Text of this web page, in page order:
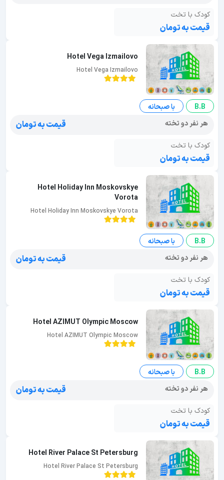
کودک با تخت
قیمت به تومان
Hotel Vega Izmailovo
Hotel Vega Izmailovo
B.B
با صبحانه
هر نفر دو تخته
قیمت به تومان
کودک با تخت
قیمت به تومان
Hotel Holiday Inn Moskovskye
Vorota
Hotel Holiday Inn Moskovskye Vorota
B.B
با صبحانه
هر نفر دو تخته
قیمت به تومان
کودک با تخت
قیمت به تومان
Hotel AZIMUT Olympic Moscow
Hotel AZIMUT Olympic Moscow
B.B
با صبحانه
هر نفر دو تخته
قیمت به تومان
کودک با تخت
قیمت به تومان
Hotel River Palace St Petersburg
Hotel River Palace St Petersburg